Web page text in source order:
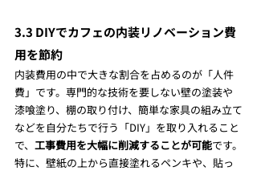
3.3 DIYでカフェの内装リノベーション費
用を節約
内装費用の中で大きな割合を占めるのが「人件
費」です。専門的な技術を要しない壁の塗装や
漆喰塗り、棚の取り付け、簡単な家具の組み立て
などを自分たちで行う「DIY」を取り入れること
で、 工事費用を大幅に削減することが可能です。
特に、壁紙の上から直接塗れるペンキや、貼っ